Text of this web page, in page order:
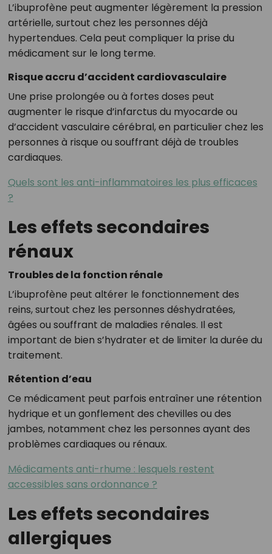
L’ibuprofène peut augmenter légèrement la pression
artérielle, surtout chez les personnes déjà
hypertendues. Cela peut compliquer la prise du
médicament sur le long terme.
Risque accru d’accident cardiovasculaire
Une prise prolongée ou à fortes doses peut
augmenter le risque d’infarctus du myocarde ou
d’accident vasculaire cérébral, en particulier chez les
personnes à risque ou souffrant déjà de troubles
cardiaques.
Quels sont les anti-inflammatoires les plus efficaces
?
Les effets secondaires
rénaux
Troubles de la fonction rénale
L’ibuprofène peut altérer le fonctionnement des
reins, surtout chez les personnes déshydratées,
âgées ou souffrant de maladies rénales. Il est
important de bien s’hydrater et de limiter la durée du
traitement.
Rétention d’eau
Ce médicament peut parfois entraîner une rétention
hydrique et un gonflement des chevilles ou des
jambes, notamment chez les personnes ayant des
problèmes cardiaques ou rénaux.
Médicaments anti-rhume : lesquels restent
accessibles sans ordonnance ?
Les effets secondaires
allergiques